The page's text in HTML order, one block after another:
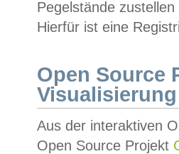
Pegelstände
Hierfür ist eine
Open Source
Visualisierung
Aus der interaktiven
Open Source Projekt